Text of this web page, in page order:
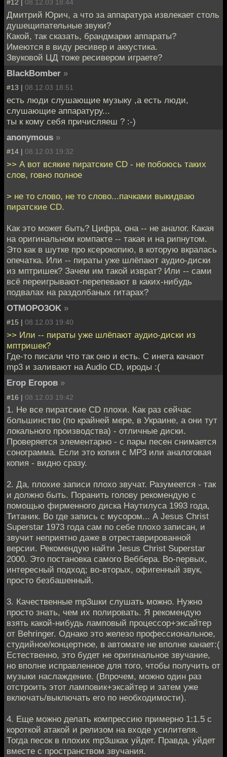
#12 | 08.12.03 18:44
Дмитрий Юрич, а что за аппаратура извлекает столь
душещипательные звуки?
Какой, так сказать, брандмарки аппараты?
Имеются в виду ресивер и аккустика.
Звуковой ЦД тоже ресивером играете?
BlackBomber »
#13 | 08.12.03 18:51
есть люди слушающие музыку ,а есть люди,
слушающие аппаратуру...
ты к кому себя причисляеш ? :-)
anonymous »
#14 | 08.12.03 19:32
>> А вот всякие пиратские CD - не побоюсь таких
слов, говно полное
> не то слово, не то слово...пачками выкидваю
пиратские CD.
Как это может быть? Цифра, она -- не аналог. Какая
на оригинальном компакте -- такая и на рипнутом.
Это как в шутке про ксерокопию, в которую вкралась
опечатка. Или -- пираты уже шлёпают аудио-диски
из мптришек? Зачем им такой изврат? Или -- сами
всё переигрывают-перепевают в каких-нибудь
подвалах на раздолбаных гитарах?
OTMOPO3OK »
#15 | 08.12.03 19:40
>> Или -- пираты уже шлёпают аудио-диски из
мптришек?
Где-то писали что так оно и есть. С инета качают
mp3 и заливают на Audio CD, ироды :(
Егор Егоров »
#16 | 08.12.03 19:42
1. Не все пиратские CD плохи. Как раз сейчас
большинство (по крайней мере, в Украине, а они тут
локального производства) - отличные диски.
Проверяется элементарно - с пары песен снимается
сонограмма. Если это копия с MP3 или аналоговая
копия - видно сразу.
2. Да, плохие записи плохо звучат. Разумеется - так
и должно быть. Поранить голову рекомендую с
помощью фирменного диска Наутилуса 1993 года,
Титаник. Во где запись с мусором... А Jesus Christ
Superstar 1973 года сам по себе плохо записан, и
звучит неприятно даже в отреставрированной
версии. Рекомендую найти Jesus Christ Superstar
2000. Это постановка самого Веббера. Во-первых,
интересный подход; во-вторых, офигенный звук,
просто безбашенный.
3. Качественные mp3шки слушать можно. Нужно
просто знать, чем их полировать. Я рекомендую
взять какой-нибудь ламповый процессор+эксайтер
от Behringer. Однако это железо профессиональное,
студийное/концертное, в автомате не вполне канает:(
Естественно, это будет не оригинальное звучание,
но вполне исправленное для того, чтобы получить от
музыки наслаждение. (Впрочем, можно один раз
отстроить этот ламповик+эксайтер и затем уже
включать/выключать его по необходимости).
4. Еще можно делать компрессию примерно 1:1.5 с
короткой атакой и релизом на входе усилителя.
Тогда песок в плохих mp3шках уйдет. Правда, уйдет
вместе с пространством звучания.